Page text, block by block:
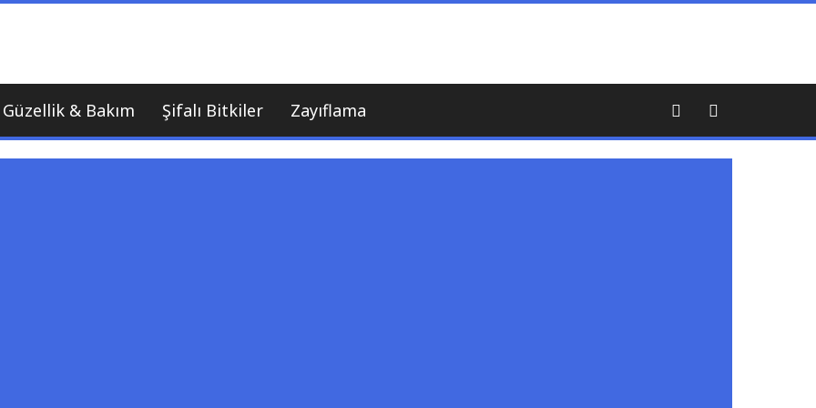
Güzellik & Bakım Şifalı Bitkiler Zayıflama